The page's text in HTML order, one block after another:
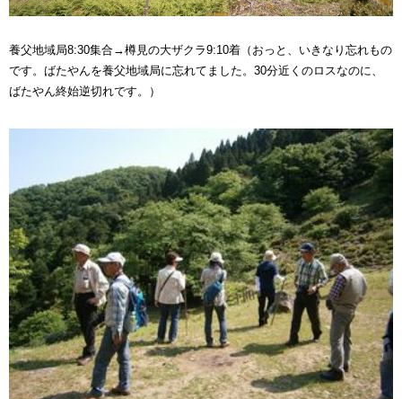
養父地域局8:30集合→樽見の大ザクラ9:10着（おっと、いきなり忘れもの
です。ばたやんを養父地域局に忘れてました。30分近くのロスなのに、
ばたやん終始逆切れです。）